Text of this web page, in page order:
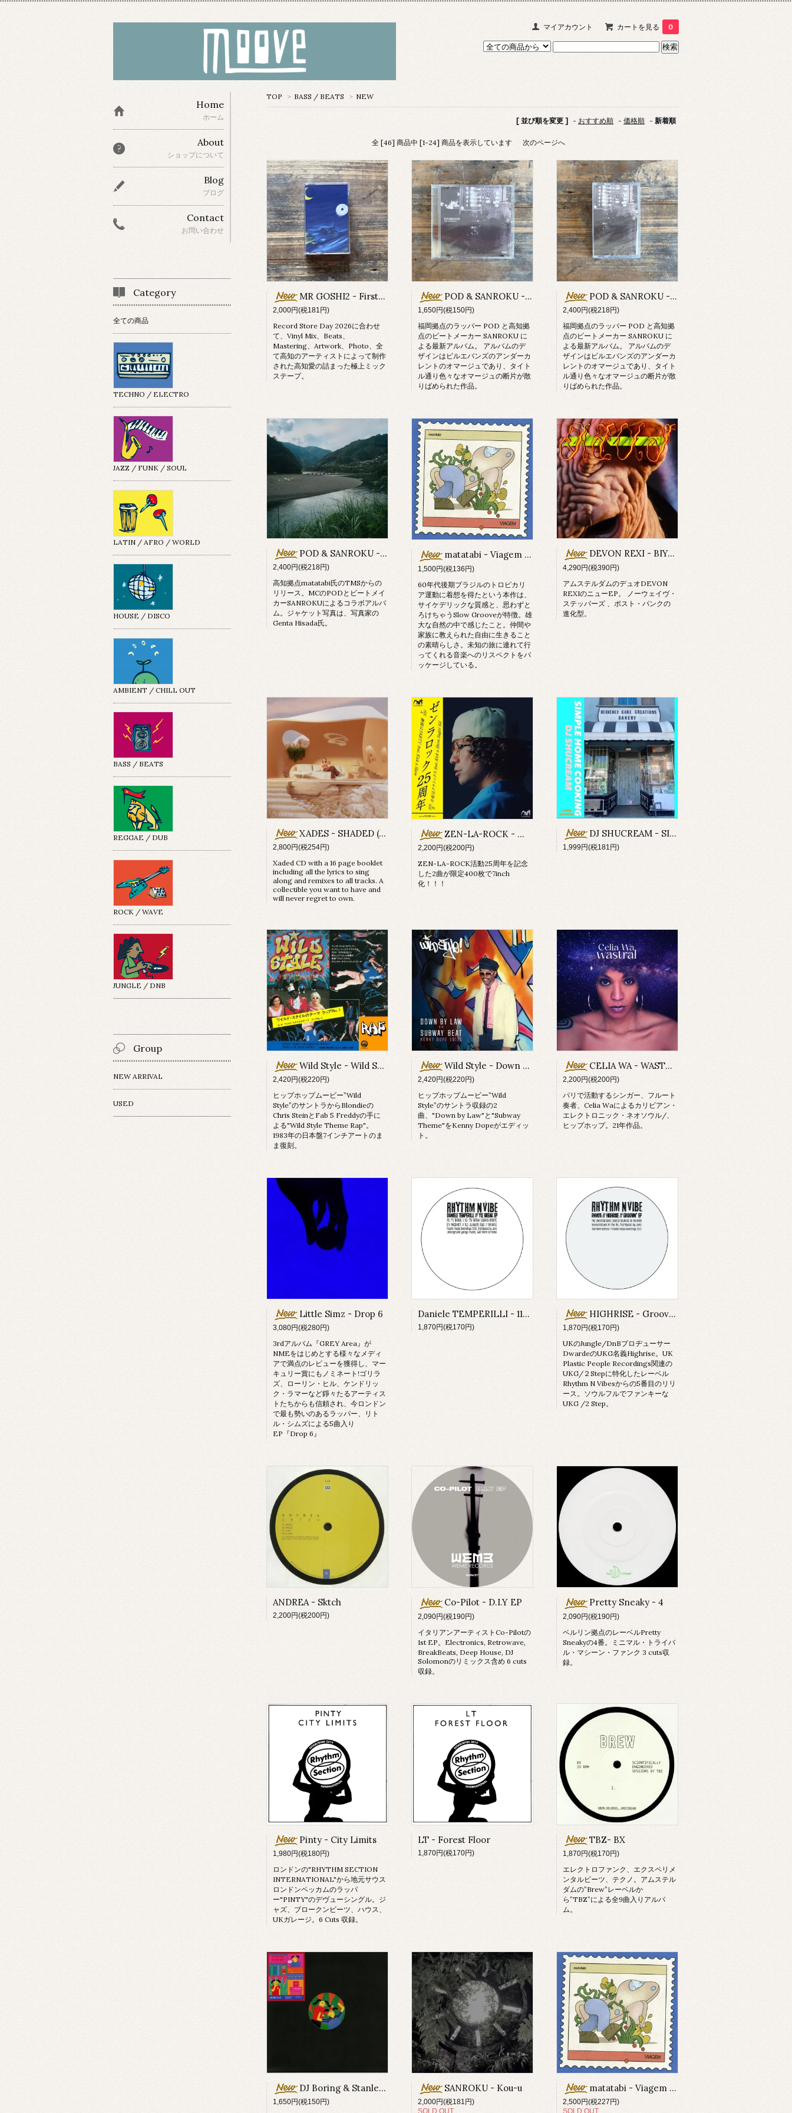
マイアカウント カートを見る 0
TOP > BASS / BEATS > NEW
[ 並び順を変更 ] - おすすめ順 - 価格順 - 新着順
全 [46] 商品中 [1-24] 商品を表示しています 次のページへ
MR GOSHI2 - First Drive
2,000円(税181円)
Record Store Day 2026に合わせ
て、Vinyl Mix、Beats、
Mastering、Artwork、Photo、全
て高知のアーティストによって制作
された高知愛の詰まった極上ミック
ステープ。
POD & SANROKU - Hommage (CD)
1,650円(税150円)
福岡拠点のラッパー POD と高知拠
点のビートメーカー SANROKU に
よる最新アルバム。 アルバムのデ
ザインはビルエバンズのアンダーカ
レントのオマージュであり、タイト
ル通り色々なオマージュの断片が散
りばめられた作品。
POD & SANROKU - Hommage (Cassette Tape + DL)
2,400円(税218円)
福岡拠点のラッパー POD と高知拠
点のビートメーカー SANROKU に
よる最新アルバム。 アルバムのデ
ザインはビルエバンズのアンダーカ
レントのオマージュであり、タイト
ル通り色々なオマージュの断片が散
りばめられた作品。
POD & SANROKU - 写真集
2,400円(税218円)
高知拠点matatabi氏のTMSからの
リリース。MCのPODとビートメイ
カーSANROKUによるコラボアルバ
ム。ジャケット写真は、写真家の
Genta Hisada氏。
matatabi - Viagem (CD-R)
1,500円(税136円)
60年代後期ブラジルのトロピカリ
ア運動に着想を得たという本作は、
サイケデリックな質感と、思わずと
ろけちゃうSlow Grooveが特徴。雄
大な自然の中で感じたこと。仲間や
家族に教えられた自由に生きること
の素晴らしさ。未知の旅に連れて行
ってくれる音楽へのリスペクトをパ
ッケージしている。
DEVON REXI - BIYA BA MAN
4,290円(税390円)
アムステルダムのデュオDEVON
REXIのニューEP。 ノーウェイヴ・
ステッパーズ 、ポスト・パンクの
進化型。
XADES - SHADED (CD)
2,800円(税254円)
Xaded CD with a 16 page booklet
including all the lyrics to sing
along and remixes to all tracks. A
collectible you want to have and
will never regret to own.
ZEN-LA-ROCK - 継続はPARTY / 今夜はクラシックス
2,200円(税200円)
ZEN-LA-ROCK活動25周年を記念
した2曲が限定400枚で7inch
化！！！
DJ SHUCREAM - SIMPLE HOME COOKING
1,999円(税181円)
Wild Style - Wild Style Theme
2,420円(税220円)
ヒップホップムービー”Wild
Style”のサントラからBlondieの
Chris SteinとFab 5 Freddyの手に
よる"Wild Style Theme Rap"。
1983年の日本盤7インチアートのま
ま復刻。
Wild Style - Down By Law / Subway Beat (Kenny Dope Edits)
2,420円(税220円)
ヒップホップムービー”Wild
Style”のサントラ収録の2
曲、"Down by Law"と"Subway
Theme"をKenny Dopeがエディッ
ト。
CELIA WA - WASTRAL EP
2,200円(税200円)
パリで活動するシンガー、フルート
奏者、Celia Waによるカリビアン・
エレクトロニック・ネオソウル/、
ヒップホップ。21年作品。
Little Simz - Drop 6
3,080円(税280円)
3rdアルバム『GREY Area』が
NMEをはじめとする様々なメディ
アで満点のレビューを獲得し、マー
キュリー賞にもノミネート!ゴリラ
ズ、ローリン・ヒル、ケンドリッ
ク・ラマーなど錚々たるアーティス
トたちからも信頼され、今ロンドン
で最も勢いのあるラッパー、リト
ル・シムズによる5曲入り
EP『Drop 6』
Daniele TEMPERILLI - 112 Break EP (feat Sakro remix)
1,870円(税170円)
HIGHRISE - Groovin' EP
1,870円(税170円)
UKのJungle/DnBプロヂューサー
DwardeのUKG名義Highrise。UK
Plastic People Recordings関連の
UKG/２Stepに特化したレーベル
Rhythm N Vibesからの5番目のリリ
ース。ソウルフルでファンキーな
UKG /2 Step。
ANDREA - Sktch
2,200円(税200円)
Co-Pilot - D.I.Y EP
2,090円(税190円)
イタリアンアーティストCo-Pilotの
1st EP。Electronics, Retrowave,
BreakBeats, Deep House, DJ
Solomonのリミックス含め 6 cuts
収録。
Pretty Sneaky - 4
2,090円(税190円)
ベルリン拠点のレーベルPretty
Sneakyの4番。ミニマル・トライバ
ル・マシーン・ファンク 3 cuts収
録。
Pinty - City Limits
1,980円(税180円)
ロンドンの"RHYTHM SECTION
INTERNATIONAL"から地元サウス
ロンドンペッカムのラッパ
ー"PINTY"のデヴューシングル。ジ
ャズ、ブロークンビーツ、ハウス、
UKガレージ。6 Cuts 収録。
LT - Forest Floor
1,870円(税170円)
TBZ- BX
1,870円(税170円)
エレクトロファンク、エクスペリメ
ンタルビーツ、テクノ。アムステル
ダムの”Brew”レーベルか
ら”TBZ”による全9曲入りアルバ
ム。
DJ Boring & Stanley Schmidt - VIENNA001
1,650円(税150円)
SANROKU - Kou​-​u
2,000円(税181円)
SOLD OUT
matatabi - Viagem (Cassette Tape)
2,500円(税227円)
SOLD OUT
Home
ホーム
About
ショップについて
Blog
ブログ
Contact
お問い合わせ
Category
全ての商品
TECHNO / ELECTRO
JAZZ / FUNK / SOUL
LATIN / AFRO / WORLD
HOUSE / DISCO
AMBIENT / CHILL OUT
BASS / BEATS
REGGAE / DUB
ROCK / WAVE
JUNGLE / DNB
Group
NEW ARRIVAL
USED